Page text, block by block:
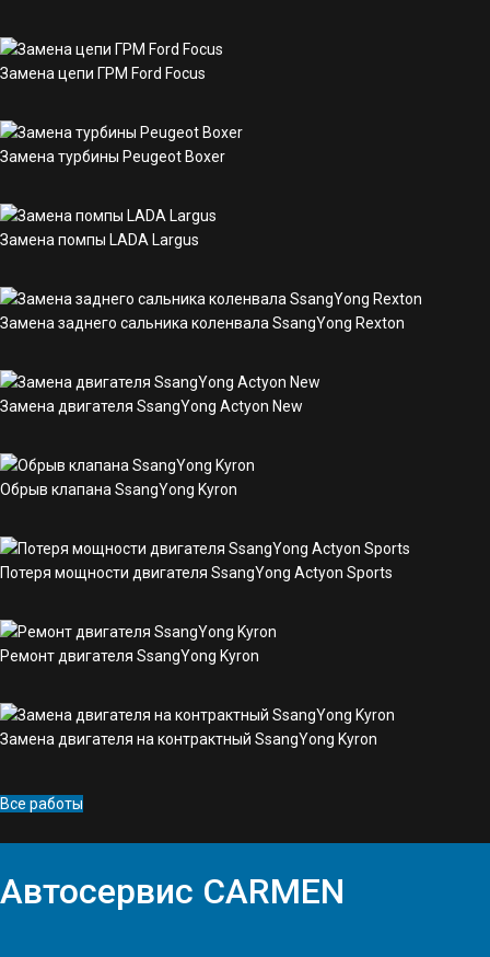
Замена цепи ГРМ Ford Focus
Замена турбины Peugeot Boxer
Замена помпы LADA Largus
Замена заднего сальника коленвала SsangYong Rexton
Замена двигателя SsangYong Actyon New
Обрыв клапана SsangYong Kyron
Потеря мощности двигателя SsangYong Actyon Sports
Ремонт двигателя SsangYong Kyron
Замена двигателя на контрактный SsangYong Kyron
Все работы
Автосервис CARMEN